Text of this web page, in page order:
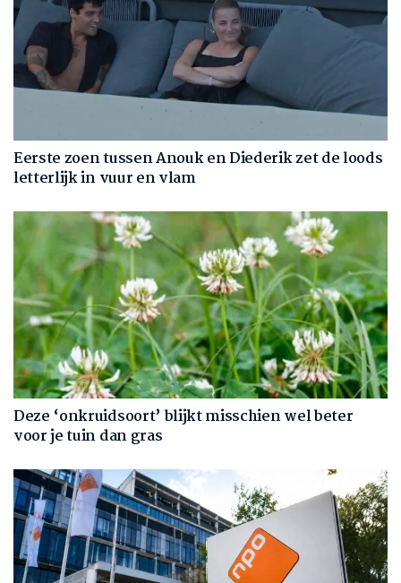
Eerste zoen tussen Anouk en Diederik zet de loods
letterlijk in vuur en vlam
Deze ‘onkruidsoort’ blijkt misschien wel beter
voor je tuin dan gras